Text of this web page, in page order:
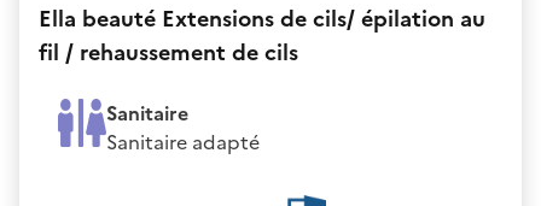
Ella beauté Extensions de cils/ épilation au
fil / rehaussement de cils
Sanitaire
Sanitaire adapté